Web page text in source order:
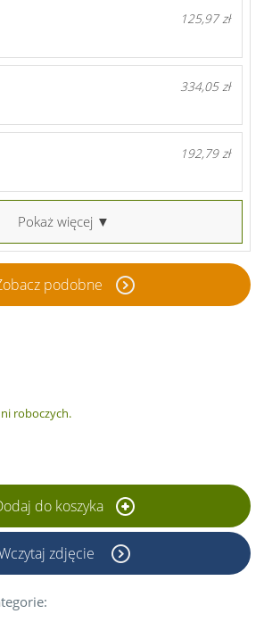
125,97 zł
334,05 zł
192,79 zł
Pokaż więcej ▼
podobne
roboczych.
do koszyka
zdjęcie